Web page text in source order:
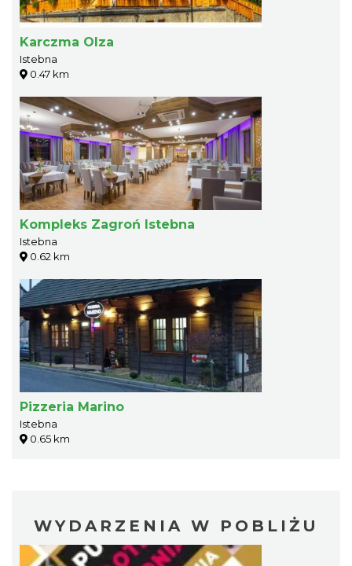
Karczma Olza
Istebna
0.47 km
Kompleks Zagroń Istebna
Istebna
0.62 km
Pizzeria Marino
Istebna
0.65 km
WYDARZENIA W POBLIŻU